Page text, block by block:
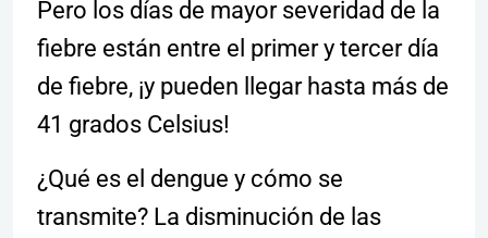
Pero los días de mayor severidad de la
fiebre están entre el primer y tercer día
de fiebre, ¡y pueden llegar hasta más de
41 grados Celsius!
¿Qué es el dengue y cómo se
transmite? La disminución de las